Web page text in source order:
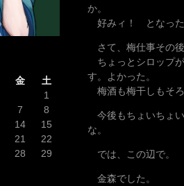
か。
好みィ！ となった
さて、梅仕事その後
ちょっとシロップ
す。よかった。
梅酒も梅干しもそろ
今後もちょいちょい
な。
では、この辺で。
金森でした。
金
土
1
7
8
14
15
21
22
28
29